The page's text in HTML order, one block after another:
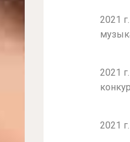
2021
2021
2021